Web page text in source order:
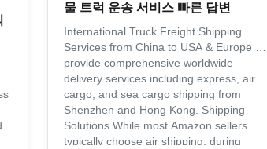
물 트럭 운송 서비스 빠른 답변
International Truck Freight Shipping
Services from China to USA & Europe We
provide comprehensive worldwide
delivery services including express, air
cargo, and sea cargo shipping from
Shenzhen and Hong Kong. Shipping
Solutions While most Amazon sellers
typically choose air shipping, during